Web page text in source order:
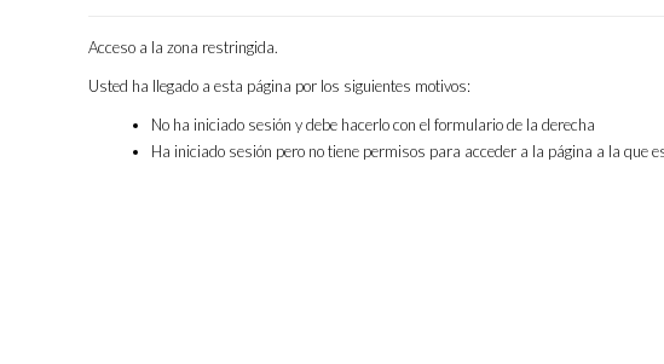
Acceso a la zona restringida.
Usted ha llegado a esta página por los siguientes motivos:
No ha iniciado sesión y debe hacerlo con el formulario de la derecha
Ha iniciado sesión pero no tiene permisos para acceder a la página a la que